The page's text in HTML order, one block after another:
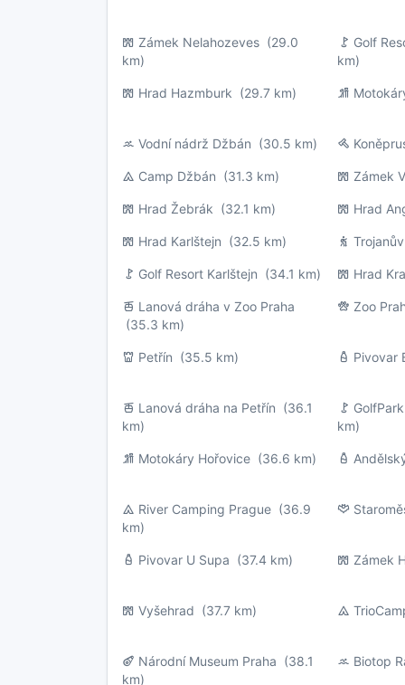
Zámek Nelahozeves (29.0
km)
Golf
km)
Hrad Hazmburk (29.7 km)
Vodní nádrž Džbán (30.5 km)
Camp Džbán (31.3 km) Zámek
Hrad Žebrák (32.1 km) Hrad
Hrad Karlštejn (32.5 km)
Golf Resort Karlštejn (34.1 km) Hrad
Lanová dráha v Zoo Praha
(35.3 km)
Zoo
Petřín (35.5 km) Pivovar
Lanová dráha na Petřín (36.1
km)
km)
Motokáry Hořovice (36.6 km)
River Camping Prague (36.9
km)
Pivovar U Supa (37.4 km) Zámek
Vyšehrad (37.7 km)
Národní Museum Praha (38.1
km)
Biotop